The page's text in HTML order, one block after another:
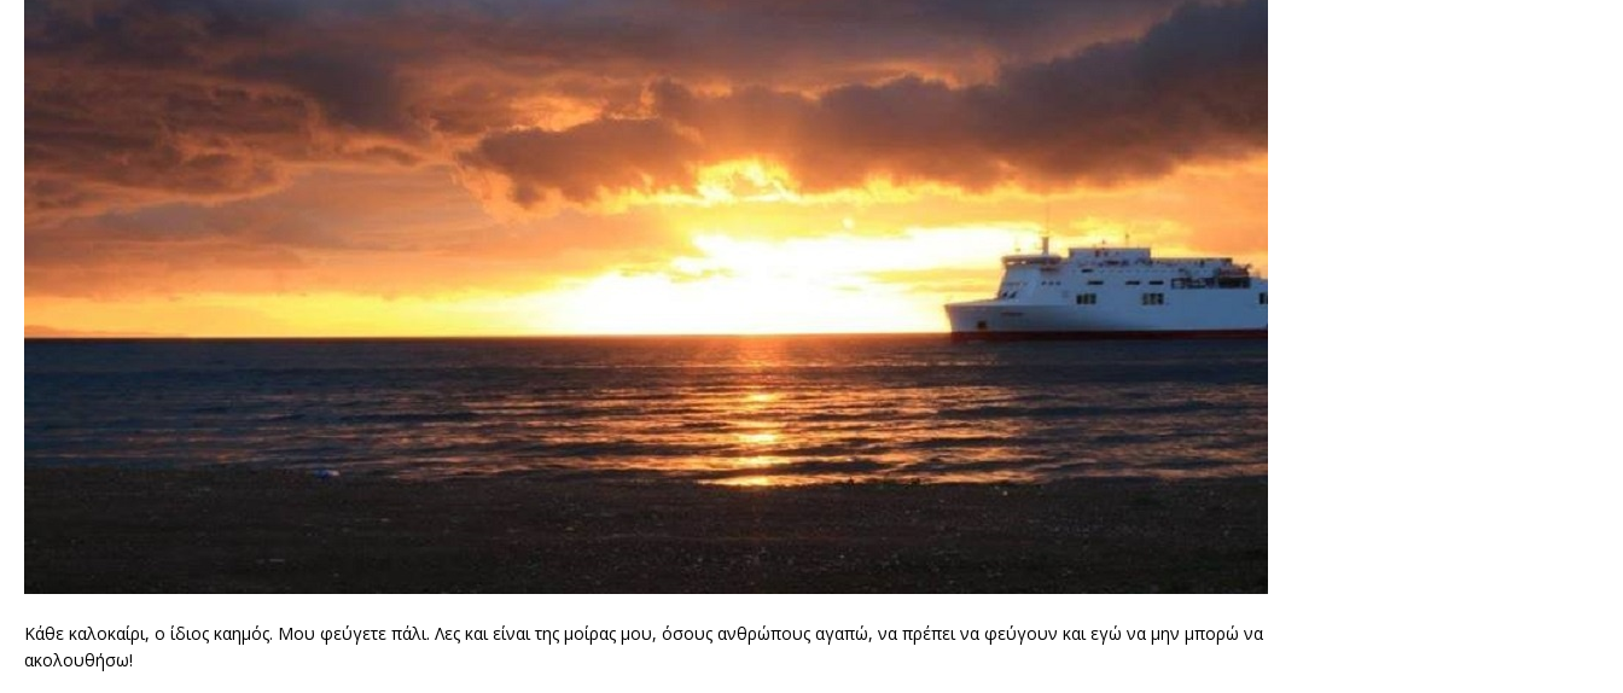
Κάθε καλοκαίρι, ο ίδιος καημός. Μου φεύγετε πάλι. Λες και είναι της μοίρας μου, όσους ανθρώπους αγαπώ, να πρέπει να φεύγουν και εγώ να μην μπορώ να
ακολουθήσω!